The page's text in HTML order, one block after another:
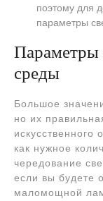
поэтому для
параметры
Параметры
среды
Большое
но их
как нужное
чередование
если вы будете
маломощной